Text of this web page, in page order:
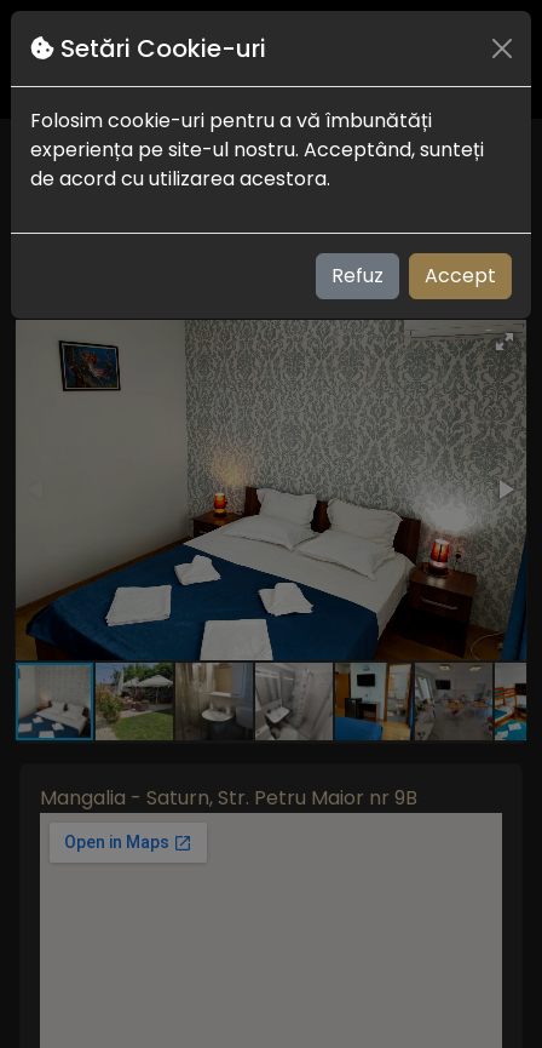
Casa Beyaz
Plaja: 680 m
13:00 la 20:00 - 09:00 la 10:30
Mangalia - Saturn, Str. Petru Maior nr 9B
Setări Cookie-uri
Folosim cookie-uri pentru a vă îmbunătăți
experiența pe site-ul nostru. Acceptând, sunteți
de acord cu utilizarea acestora.
Refuz Accept